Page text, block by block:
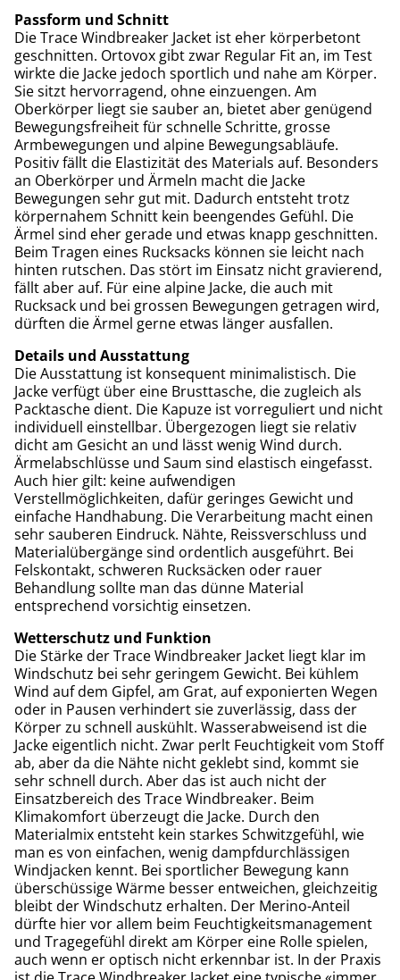
Passform und Schnitt
Die Trace Windbreaker Jacket ist eher körperbetont
geschnitten. Ortovox gibt zwar Regular Fit an, im Test
wirkte die Jacke jedoch sportlich und nahe am Körper.
Sie sitzt hervorragend, ohne einzuengen. Am
Oberkörper liegt sie sauber an, bietet aber genügend
Bewegungsfreiheit für schnelle Schritte, grosse
Armbewegungen und alpine Bewegungsabläufe.
Positiv fällt die Elastizität des Materials auf. Besonders
an Oberkörper und Ärmeln macht die Jacke
Bewegungen sehr gut mit. Dadurch entsteht trotz
körpernahem Schnitt kein beengendes Gefühl. Die
Ärmel sind eher gerade und etwas knapp geschnitten.
Beim Tragen eines Rucksacks können sie leicht nach
hinten rutschen. Das stört im Einsatz nicht gravierend,
fällt aber auf. Für eine alpine Jacke, die auch mit
Rucksack und bei grossen Bewegungen getragen wird,
dürften die Ärmel gerne etwas länger ausfallen.
Details und Ausstattung
Die Ausstattung ist konsequent minimalistisch. Die
Jacke verfügt über eine Brusttasche, die zugleich als
Packtasche dient. Die Kapuze ist vorreguliert und nicht
individuell einstellbar. Übergezogen liegt sie relativ
dicht am Gesicht an und lässt wenig Wind durch.
Ärmelabschlüsse und Saum sind elastisch eingefasst.
Auch hier gilt: keine aufwendigen
Verstellmöglichkeiten, dafür geringes Gewicht und
einfache Handhabung. Die Verarbeitung macht einen
sehr sauberen Eindruck. Nähte, Reissverschluss und
Materialübergänge sind ordentlich ausgeführt. Bei
Felskontakt, schweren Rucksäcken oder rauer
Behandlung sollte man das dünne Material
entsprechend vorsichtig einsetzen.
Wetterschutz und Funktion
Die Stärke der Trace Windbreaker Jacket liegt klar im
Windschutz bei sehr geringem Gewicht. Bei kühlem
Wind auf dem Gipfel, am Grat, auf exponierten Wegen
oder in Pausen verhindert sie zuverlässig, dass der
Körper zu schnell auskühlt. Wasserabweisend ist die
Jacke eigentlich nicht. Zwar perlt Feuchtigkeit vom Stoff
ab, aber da die Nähte nicht geklebt sind, kommt sie
sehr schnell durch. Aber das ist auch nicht der
Einsatzbereich des Trace Windbreaker. Beim
Klimakomfort überzeugt die Jacke. Durch den
Materialmix entsteht kein starkes Schwitzgefühl, wie
man es von einfachen, wenig dampfdurchlässigen
Windjacken kennt. Bei sportlicher Bewegung kann
überschüssige Wärme besser entweichen, gleichzeitig
bleibt der Windschutz erhalten. Der Merino-Anteil
dürfte hier vor allem beim Feuchtigkeitsmanagement
und Tragegefühl direkt am Körper eine Rolle spielen,
auch wenn er optisch nicht erkennbar ist. In der Praxis